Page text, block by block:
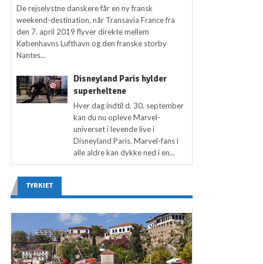
De rejselystne danskere får en ny fransk
weekend-destination, når Transavia France fra
den 7. april 2019 flyver direkte mellem
Københavns Lufthavn og den franske storby
Nantes...
Disneyland Paris hylder
superheltene
Hver dag indtil d. 30. september
kan du nu opleve Marvel-
universet i levende live i
Disneyland Paris. Marvel-fans i
alle aldre kan dykke ned i en...
TYRKIET